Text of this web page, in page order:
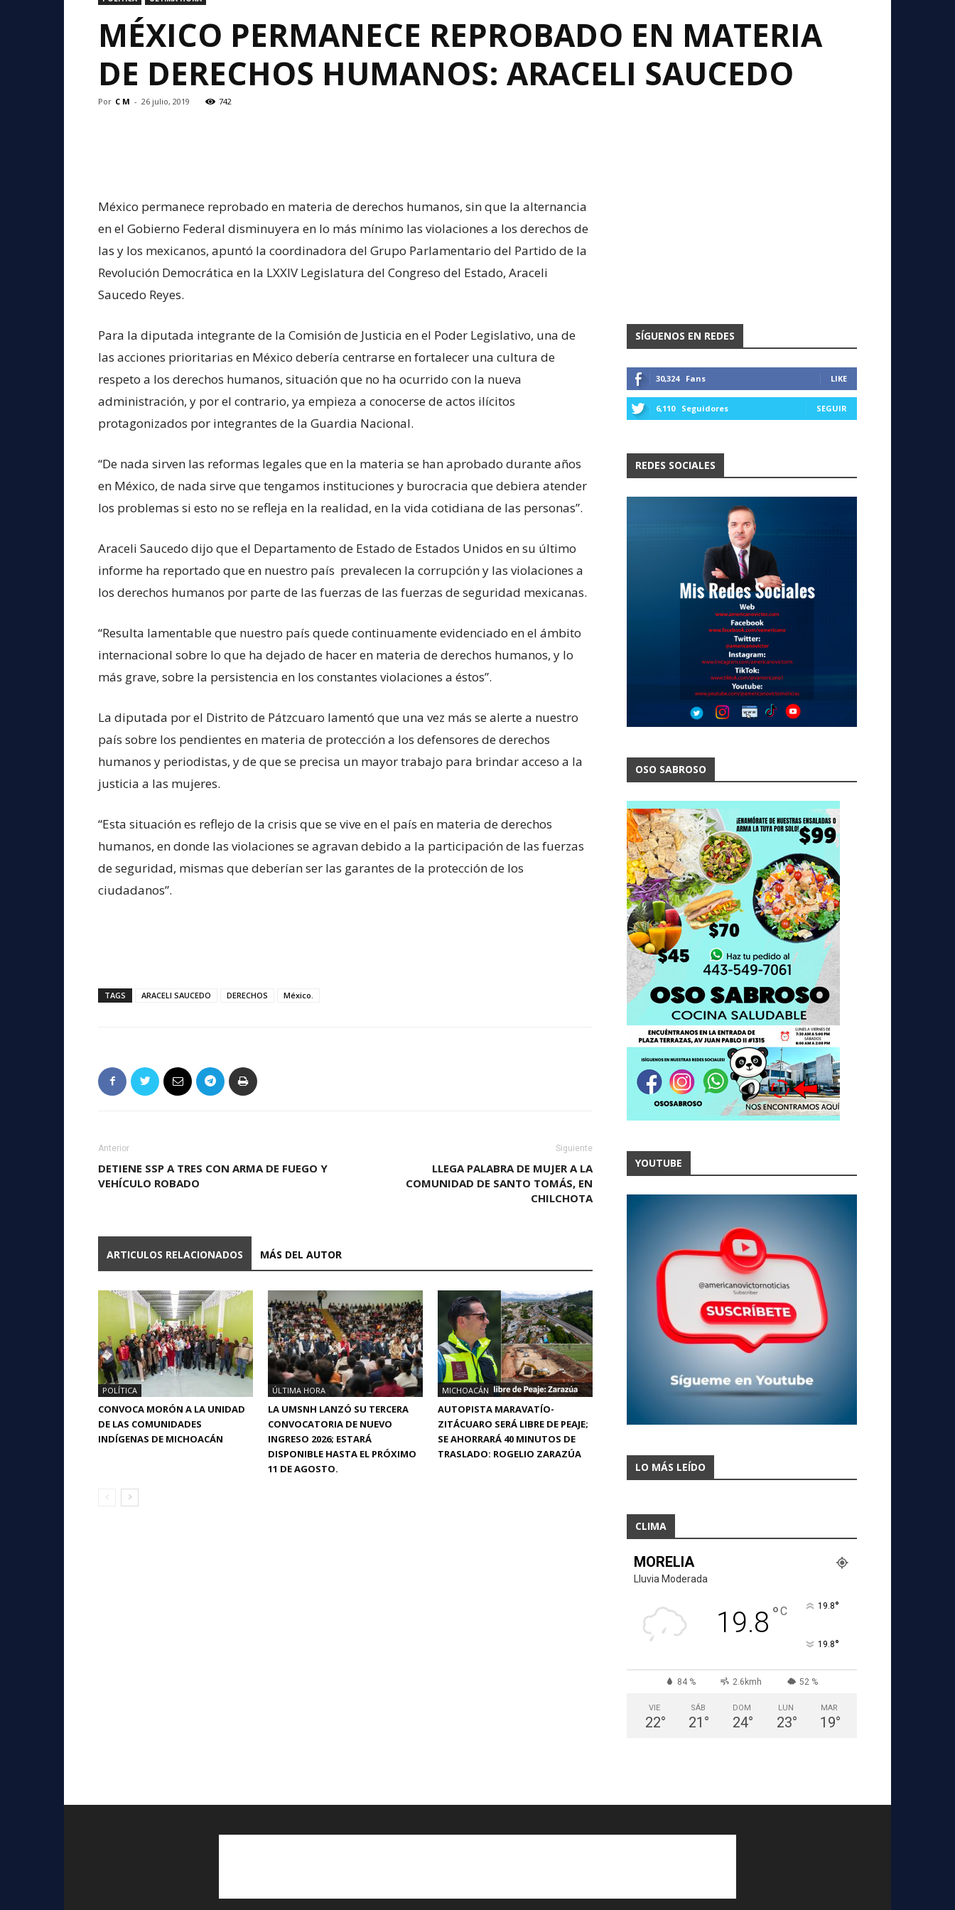
MÉXICO PERMANECE REPROBADO EN MATERIA
DE DERECHOS HUMANOS: ARACELI SAUCEDO
Por C M - 26 julio, 2019 742
México permanece reprobado en materia de derechos humanos, sin que la alternancia
en el Gobierno Federal disminuyera en lo más mínimo las violaciones a los derechos de
las y los mexicanos, apuntó la coordinadora del Grupo Parlamentario del Partido de la
Revolución Democrática en la LXXIV Legislatura del Congreso del Estado, Araceli
Saucedo Reyes.
Para la diputada integrante de la Comisión de Justicia en el Poder Legislativo, una de
las acciones prioritarias en México debería centrarse en fortalecer una cultura de
respeto a los derechos humanos, situación que no ha ocurrido con la nueva
administración, y por el contrario, ya empieza a conocerse de actos ilícitos
protagonizados por integrantes de la Guardia Nacional.
“De nada sirven las reformas legales que en la materia se han aprobado durante años
en México, de nada sirve que tengamos instituciones y burocracia que debiera atender
los problemas si esto no se refleja en la realidad, en la vida cotidiana de las personas”.
Araceli Saucedo dijo que el Departamento de Estado de Estados Unidos en su último
informe ha reportado que en nuestro país prevalecen la corrupción y las violaciones a
los derechos humanos por parte de las fuerzas de las fuerzas de seguridad mexicanas.
“Resulta lamentable que nuestro país quede continuamente evidenciado en el ámbito
internacional sobre lo que ha dejado de hacer en materia de derechos humanos, y lo
más grave, sobre la persistencia en los constantes violaciones a éstos”.
La diputada por el Distrito de Pátzcuaro lamentó que una vez más se alerte a nuestro
país sobre los pendientes en materia de protección a los defensores de derechos
humanos y periodistas, y de que se precisa un mayor trabajo para brindar acceso a la
justicia a las mujeres.
“Esta situación es reflejo de la crisis que se vive en el país en materia de derechos
humanos, en donde las violaciones se agravan debido a la participación de las fuerzas
de seguridad, mismas que deberían ser las garantes de la protección de los
ciudadanos”.
TAGS ARACELI SAUCEDO DERECHOS México.
Anterior
DETIENE SSP A TRES CON ARMA DE FUEGO Y
VEHÍCULO ROBADO
Siguiente
LLEGA PALABRA DE MUJER A LA
COMUNIDAD DE SANTO TOMÁS, EN
CHILCHOTA
ARTICULOS RELACIONADOS MÁS DEL AUTOR
POLÍTICA
CONVOCA MORÓN A LA UNIDAD
DE LAS COMUNIDADES
INDÍGENAS DE MICHOACÁN
ÚLTIMA HORA
LA UMSNH LANZÓ SU TERCERA
CONVOCATORIA DE NUEVO
INGRESO 2026; ESTARÁ
DISPONIBLE HASTA EL PRÓXIMO
11 DE AGOSTO.
MICHOACÁN
AUTOPISTA MARAVATÍO-
ZITÁCUARO SERÁ LIBRE DE PEAJE;
SE AHORRARÁ 40 MINUTOS DE
TRASLADO: ROGELIO ZARAZÚA
SÍGUENOS EN REDES
30,324 Fans LIKE
6,110 Seguidores SEGUIR
REDES SOCIALES
OSO SABROSO
YOUTUBE
LO MÁS LEÍDO
CLIMA
MORELIA
Lluvia Moderada
19.8 °C 19.8°
19.8°
84 % 2.6kmh 52 %
VIE
22°
SÁB
21 °
DOM
24°
LUN
23°
MAR
19°